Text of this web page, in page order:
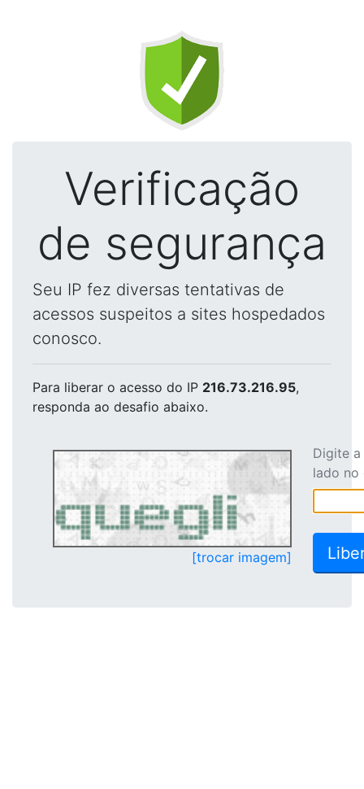
Verificação
de segurança
Seu IP fez diversas tentativas de
acessos suspeitos a sites hospedados
conosco.
Para liberar o acesso do IP 216.73.216.95,
responda ao desafio abaixo.
[trocar imagem]
Digite
lado no